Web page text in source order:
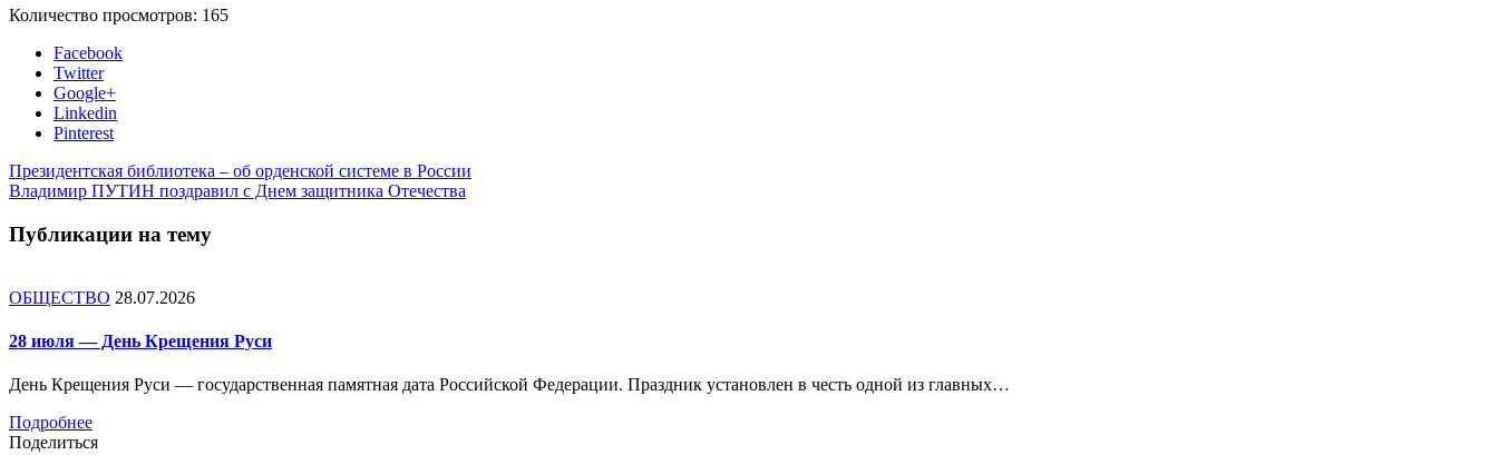
Количество просмотров: 165
Facebook
Twitter
Google+
Linkedin
Pinterest
Президентская библиотека – об орденской системе в России
Владимир ПУТИН поздравил с Днем защитника Отечества
Публикации на тему
ОБЩЕСТВО 28.07.2026
28 июля — День Крещения Руси
День Крещения Руси — государственная памятная дата Российской Федерации. Праздник установлен в честь одной из главных…
Подробнее
Поделиться